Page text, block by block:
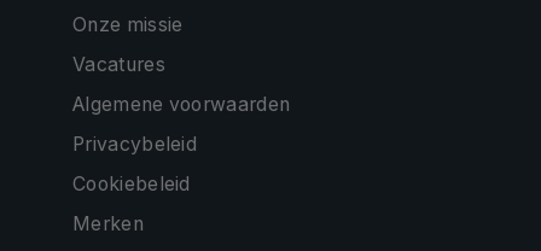
Onze missie
Vacatures
Algemene voorwaarden
Privacybeleid
Cookiebeleid
Merken